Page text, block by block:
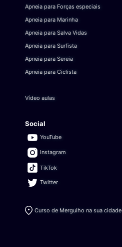
Apneia para Forças especiais
Apneia para Marinha
Apneia para Salva Vidas
Apneia para Surfista
Apneia para Sereia
Apneia para Ciclista
Vídeo aulas
Social
YouTube
Instagram
TikTok
Twitter
Curso de Mergulho na sua cidade